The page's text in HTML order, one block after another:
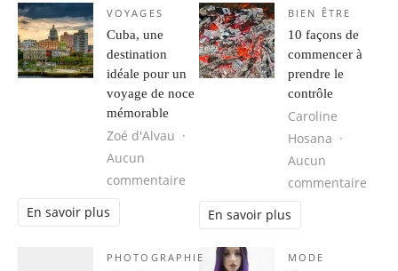
VOYAGES
Cuba, une
destination
idéale pour un
voyage de noce
mémorable
Zoé d'Alvau
Aucun
commentaire sur Cuba, une destination idéale
En savoir plus
BIEN ÊTRE
10 façons de
commencer à
prendre le
contrôle
Caroline
Hosana
Aucun
commentaire
En savoir plus
PHOTOGRAPHIE MODE